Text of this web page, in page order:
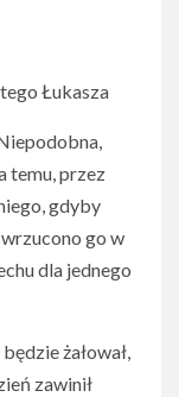
Łukasza
temu, przez
gdyby
go w
dla jednego
żałował,
zawinił